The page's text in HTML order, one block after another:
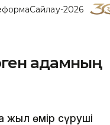
Сайлау-2026
адамның
жыл өмір сүруші